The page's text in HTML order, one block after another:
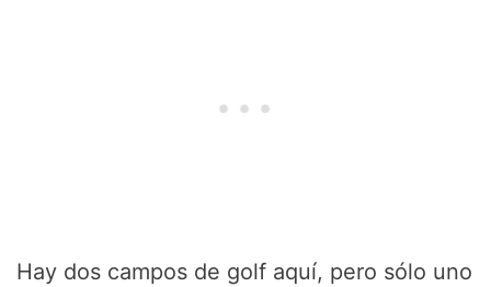
Hay dos campos de golf aquí, pero sólo uno